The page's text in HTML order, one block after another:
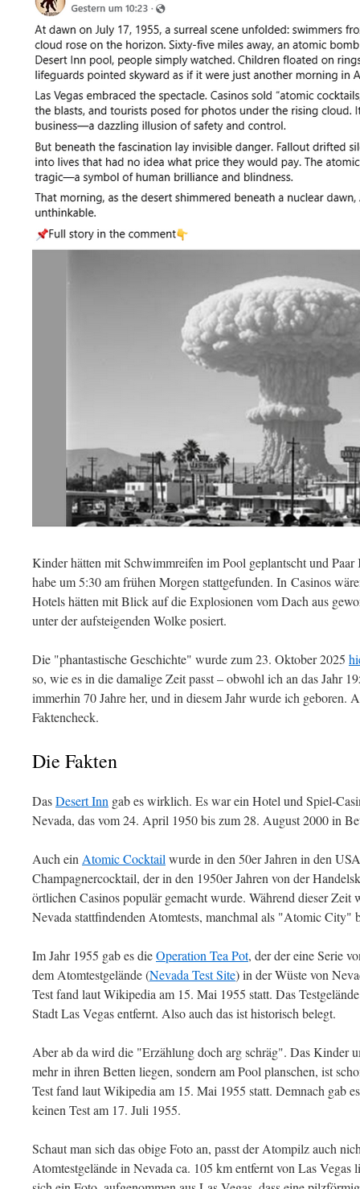
Kinder hätten mit Schwimmreifen im Pool geplantscht und
habe um 5:30 am frühen Morgen stattgefunden. In Casinos
Hotels hätten mit Blick auf die Explosionen vom Dach aus
unter der aufsteigenden Wolke posiert.
Die "phantastische Geschichte" wurde zum 23. Oktober 2025
so, wie es in die damalige Zeit passt – obwohl ich an das Jahr
immerhin 70 Jahre her, und in diesem Jahr wurde ich geboren.
Faktencheck.
Die Fakten
DasDesert Inn gab es wirklich. Es war ein Hotel und Spiel-
Nevada, das vom 24. April 1950 bis zum 28. August 2000 in
Auch ein Atomic Cocktail wurde in den 50er Jahren in den
Champagnercocktail, der in den 1950er Jahren von der
örtlichen Casinos populär gemacht wurde. Während dieser Zeit
Nevada stattfindenden Atomtests, manchmal als "Atomic City"
Im Jahr 1955 gab es dieOperation Tea Pot, der der eine Serie
dem Atomtestgelände (Nevada Test Site) in der Wüste von
Test fand laut Wikipedia am 15. Mai 1955 statt. Das
Stadt Las Vegas entfernt. Also auch das ist historisch belegt.
Aber ab da wird die "Erzählung doch arg schräg". Das Kinder
mehr in ihren Betten liegen, sondern am Pool planschen, ist
Test fand laut Wikipedia am 15. Mai 1955 statt. Demnach gab
keinen Test am 17. Juli 1955.
Schaut man sich das obige Foto an, passt der Atompilz auch
Atomtestgelände in Nevada ca. 105 km entfernt von Las